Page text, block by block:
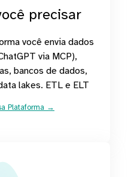
precisar
você envia dados
via MCP),
bancos de dados,
lakes. ETL e ELT
Plataforma →